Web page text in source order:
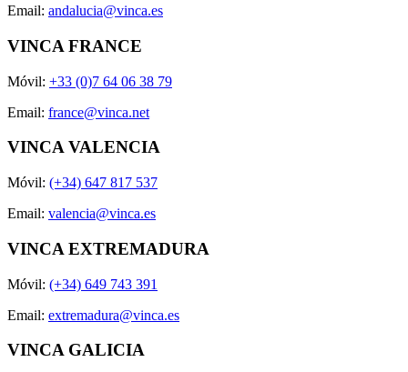
Email: andalucia@vinca.es
VINCA FRANCE
Móvil: +33 (0)7 64 06 38 79
Email: france@vinca.net
VINCA VALENCIA
Móvil: (+34) 647 817 537
Email: valencia@vinca.es
VINCA EXTREMADURA
Móvil: (+34) 649 743 391
Email: extremadura@vinca.es
VINCA GALICIA